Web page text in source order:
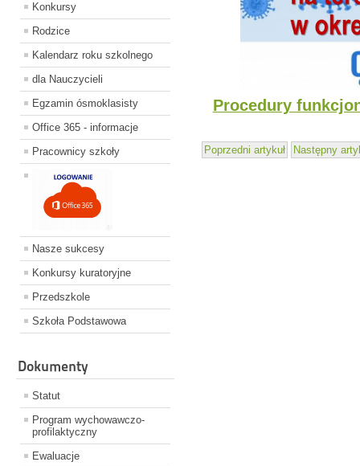
Konkursy
Rodzice
Kalendarz roku szkolnego
dla Nauczycieli
Egzamin ósmoklasisty
Office 365 - informacje
Pracownicy szkoły
Nasze sukcesy
Konkursy kuratoryjne
Przedszkole
Szkoła Podstawowa
Dokumenty
Statut
Program wychowawczo-
profilaktyczny
Ewaluacje
Procedury
Poprzedni artykuł Następny